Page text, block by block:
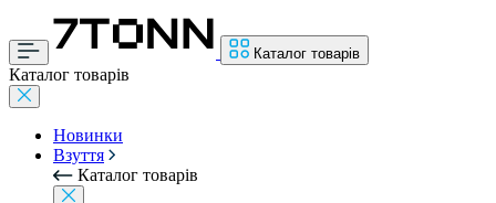
Каталог товарів
Каталог товарів
Новинки
Взуття
Каталог товарів